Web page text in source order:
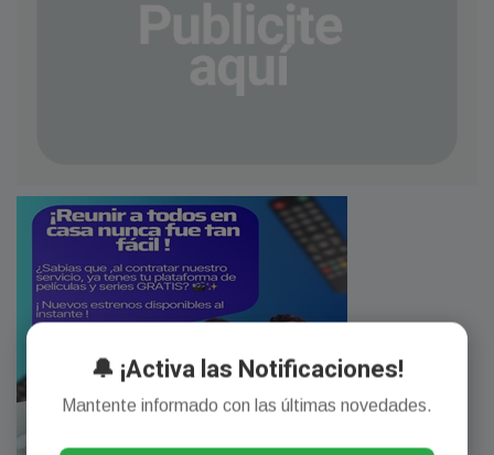
🔔 ¡Activa las Notificaciones!
Mantente informado con las últimas novedades.